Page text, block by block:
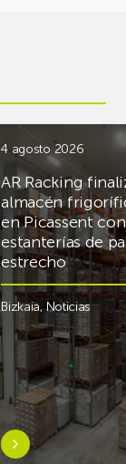
4 agosto 2026
AR Racking
almacén
en Picassent con
estanterías de
estrecho
Bizkaia,Noticias
Saber